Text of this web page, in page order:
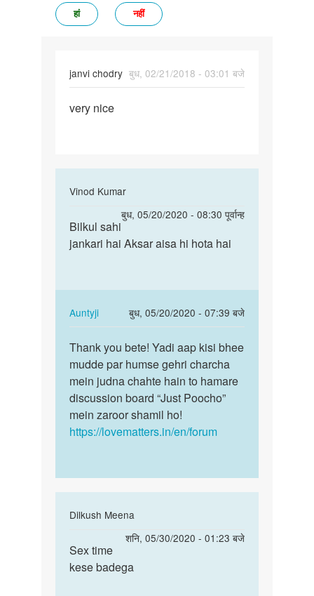
हां नहीं
janvi chodry बुध, 02/21/2018 - 03:01 बजे
very
very nice
Vinod Kumar
बुध, 05/20/2020 - 08:30 पूर्वान्ह
In
to
very
janvi
chodry
Bilkul
sahi
Bilkul sahi
jankari hai Aksar aisa hi hota hai
Auntyji
बुध, 05/20/2020 - 07:39 बजे
In
reply
to
Bilkul
sahi
jankari
hai…
by
Thank
you
bete!
Yadi
aap…
Thank you bete! Yadi aap kisi bhee
mudde par humse gehri charcha
mein judna chahte hain to hamare
discussion board “Just Poocho”
mein zaroor shamil ho!
https://lovematters.in/en/forum
Dilkush Meena
शनि, 05/30/2020 - 01:23 बजे
reply
to
Sex
time
Sex time
kese badega